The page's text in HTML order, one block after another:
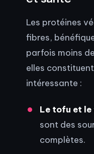
Les protéines
fibres,
parfois moins
elles
intéressante :
Le tofu et le
sont des
complètes.